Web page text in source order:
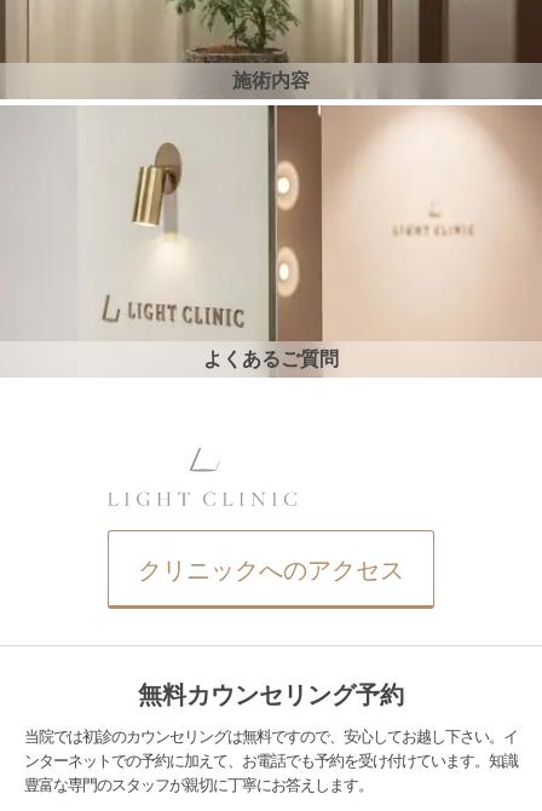
施術内容
よくあるご質問
クリニックへのアクセス
無料カウンセリング予約
当院では初診のカウンセリングは無料ですので、安心してお越し下さい。イ
ンターネットでの予約に加えて、お電話でも予約を受け付けています。知識
豊富な専門のスタッフが親切に丁寧にお答えします。